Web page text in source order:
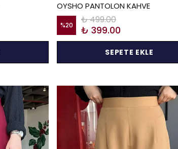
OYSHO PANTOLON KAHVE
%20 ₺ 499.00
₺ 399.00
SEPETE EKLE